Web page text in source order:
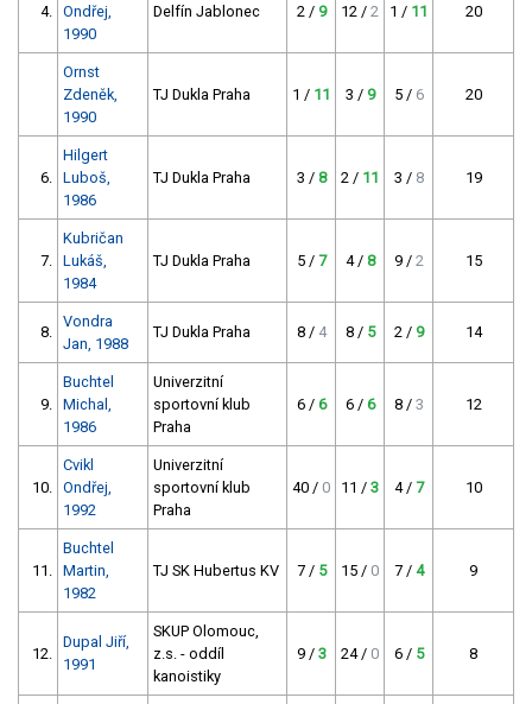
4. Ondřej,
1990
Delfín Jablonec 2 / 9 12 / 2 1 / 11 20
Ornst
Zdeněk,
1990
TJ Dukla Praha 1 / 11 3 / 9 5 / 6 20
6.
Hilgert
Luboš,
1986
TJ Dukla Praha 3 / 8 2 / 11 3 / 8 19
7.
Kubričan
Lukáš,
1984
TJ Dukla Praha 5 / 7 4 / 8 9 / 2 15
8.
Vondra
Jan, 1988
TJ Dukla Praha 8 / 4 8 / 5 2 / 9 14
9.
Buchtel
Michal,
1986
Univerzitní
sportovní klub
Praha
6 / 6 6 / 6 8 / 3 12
10.
Cvikl
Ondřej,
1992
Univerzitní
sportovní klub
Praha
40 / 0 11 / 3 4 / 7 10
11.
Buchtel
Martin,
1982
TJ SK Hubertus KV 7 / 5 15 / 0 7 / 4 9
12.
Dupal Jiří,
1991
SKUP Olomouc,
z.s. - oddíl
kanoistiky
9 / 3 24 / 0 6 / 5 8